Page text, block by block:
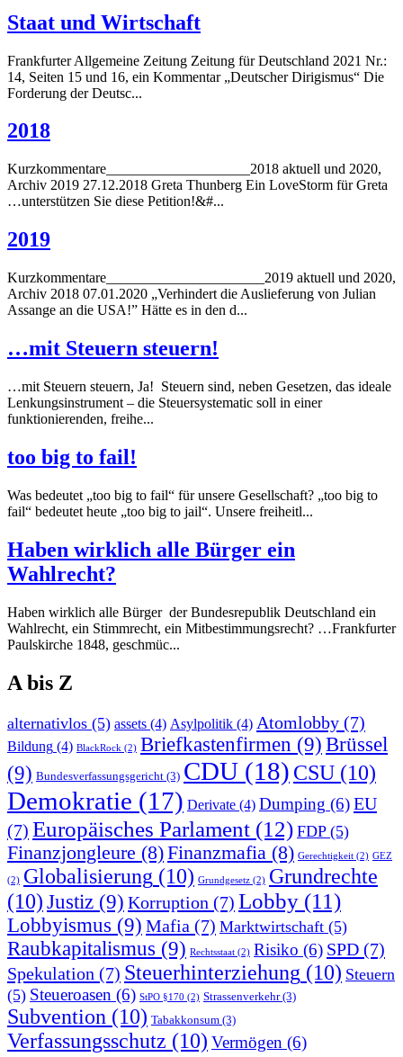
Staat und Wirtschaft
Frankfurter Allgemeine Zeitung Zeitung für Deutschland 2021 Nr.:
14, Seiten 15 und 16, ein Kommentar „Deutscher Dirigismus“ Die
Forderung der Deutsc...
2018
Kurzkommentare____________________2018 aktuell und 2020,
Archiv 2019 27.12.2018 Greta Thunberg Ein LoveStorm für Greta
…unterstützen Sie diese Petition!&#...
2019
Kurzkommentare______________________2019 aktuell und 2020,
Archiv 2018 07.01.2020 „Verhindert die Auslieferung von Julian
Assange an die USA!” Hätte es in den d...
…mit Steuern steuern!
…mit Steuern steuern, Ja! Steuern sind, neben Gesetzen, das ideale
Lenkungsinstrument – die Steuersystematic soll in einer
funktionierenden, freihe...
too big to fail!
Was bedeutet „too big to fail“ für unsere Gesellschaft? „too big to
fail“ bedeutet heute „too big to jail“. Unsere freiheitl...
Haben wirklich alle Bürger ein
Wahlrecht?
Haben wirklich alle Bürger der Bundesrepublik Deutschland ein
Wahlrecht, ein Stimmrecht, ein Mitbestimmungsrecht? …Frankfurter
Paulskirche 1848, geschmüc...
A bis Z
alternativlos (5) assets (4) Asylpolitik (4) Atomlobby (7)
Bildung (4) BlackRock (2) Briefkastenfirmen (9) Brüssel
(9) Bundesverfassungsgericht (3) CDU (18) CSU (10)
Demokratie (17) Derivate (4) Dumping (6)EU
(7) Europäisches Parlament (12) FDP(5)
Finanzjongleure (8)Finanzmafia (8) Gerechtigkeit (2) GEZ
(2) Globalisierung (10) Grundgesetz (2) Grundrechte
(10) Justiz (9) Korruption (7) Lobby (11)
Lobbyismus (9) Mafia (7) Marktwirtschaft (5)
Raubkapitalismus (9) Rechtsstaat (2) Risiko (6) SPD (7)
Spekulation (7) Steuerhinterziehung (10) Steuern
(5) Steueroasen (6) StPO §170 (2) Strassenverkehr(3)
Subvention (10) Tabakkonsum (3)
Verfassungsschutz (10) Vermögen (6)